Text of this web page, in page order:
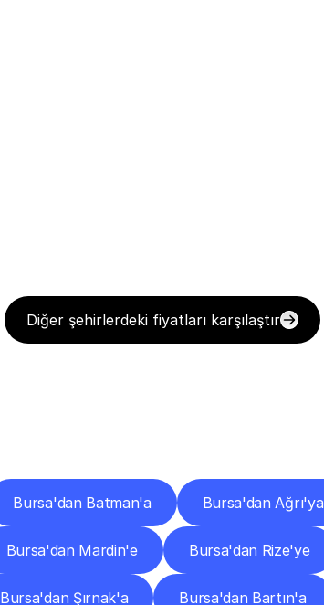
Diğer şehirlerdeki fiyatları karşılaştır
Bursa'dan Batman'a Bursa'dan Ağrı'ya
Bursa'dan Mardin'e Bursa'dan Rize'ye
Bursa'dan Şırnak'a Bursa'dan Bartın'a